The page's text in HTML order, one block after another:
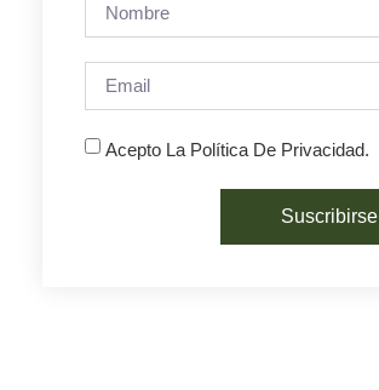
Acepto La Política De Privacidad.
Suscribirse